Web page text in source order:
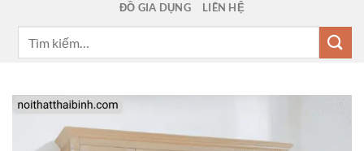
ĐỒ GIA DỤNG LIÊN HỆ